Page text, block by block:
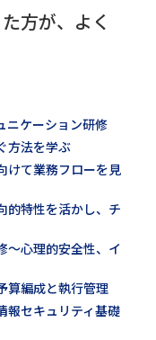
方が、よく
ニケーション研修
方法を学ぶ
けて業務フローを見
的特性を活かし、チ
～心理的安全性、イ
算編成と執行管理
報セキュリティ基礎